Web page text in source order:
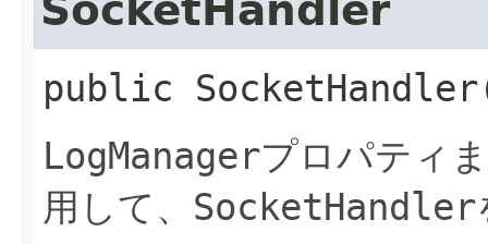
SocketHandler
public SocketHandler
LogManagerプロパティ
用して、 SocketHandler